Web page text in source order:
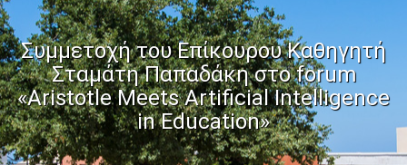
Συμμετοχή του Επίκουρου Καθηγητή
Σταμάτη Παπαδάκη στο forum
«Aristotle Meets Artificial Intelligence
in Education»